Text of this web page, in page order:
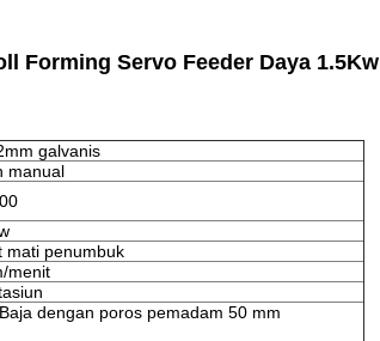
Forming Servo Feeder Daya 1.5Kw
galvanis
manual
mati penumbuk
menit
dengan poros pemadam 50 mm